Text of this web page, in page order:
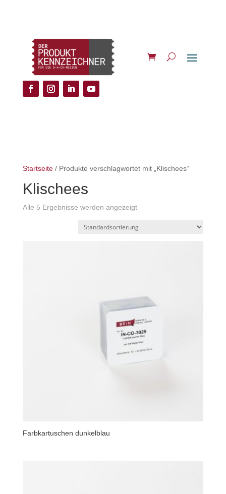
Startseite/ Produkte verschlagwortet mit „Klischees“
Klischees
Alle 5 Ergebnisse werden angezeigt
Farbkartuschen dunkelblau